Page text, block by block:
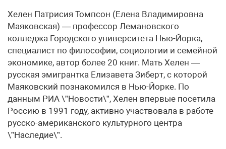
Хелен Патрисия Томпсон (Елена Владимировна
Маяковская) — профессор Лемановского
колледжа Городского университета Нью-Йорка,
специалист по философии, социологии и семейной
экономике, автор более 20 книг. Мать Хелен —
русская эмигрантка Елизавета Зиберт, с которой
Маяковский познакомился в Нью-Йорке. По
данным РИА \”Новости\”, Хелен впервые посетила
Россию в 1991 году, активно участвовала в работе
русско-американского культурного центра
\”Наследие\”.